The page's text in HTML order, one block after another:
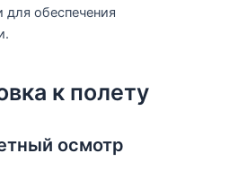
для обеспечения
к полету
осмотр